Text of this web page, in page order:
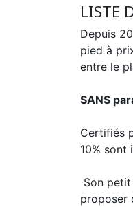
LISTE
Depuis
pied à
entre le
SANS
Certifiés
10% sont
Son
proposer